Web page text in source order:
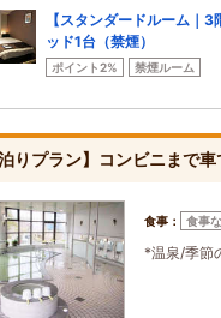
【スタンダードルーム｜
ッド1台（禁煙）
ポイント2% 禁煙ルーム
りプラン】コンビニまで
食事： 食事
*温泉/季節